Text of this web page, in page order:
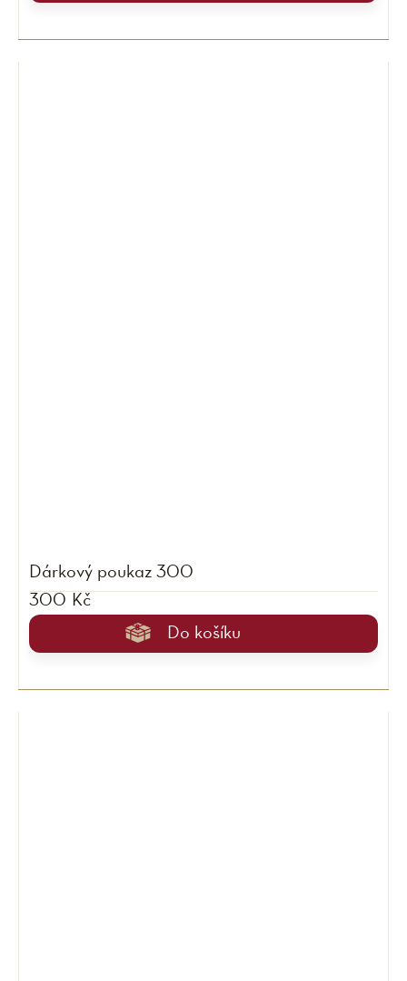
Dárkový poukaz 300
300 Kč
Do košíku